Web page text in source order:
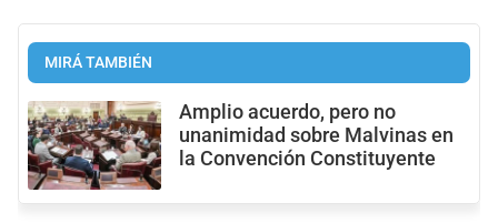
MIRÁ TAMBIÉN
Amplio acuerdo, pero no
unanimidad sobre Malvinas en
la Convención Constituyente